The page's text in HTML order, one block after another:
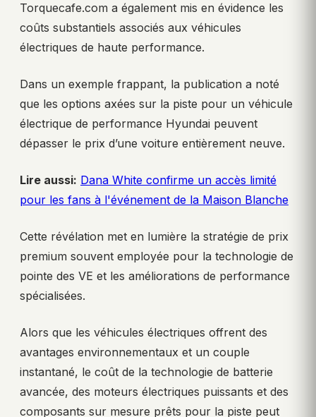
Torquecafe.com a également mis en évidence les
coûts substantiels associés aux véhicules
électriques de haute performance.
Dans un exemple frappant, la publication a noté
que les options axées sur la piste pour un véhicule
électrique de performance Hyundai peuvent
dépasser le prix d’une voiture entièrement neuve.
Lire aussi: Dana White confirme un accès limité
pour les fans à l'événement de la Maison Blanche
Cette révélation met en lumière la stratégie de prix
premium souvent employée pour la technologie de
pointe des VE et les améliorations de performance
spécialisées.
Alors que les véhicules électriques offrent des
avantages environnementaux et un couple
instantané, le coût de la technologie de batterie
avancée, des moteurs électriques puissants et des
composants sur mesure prêts pour la piste peut